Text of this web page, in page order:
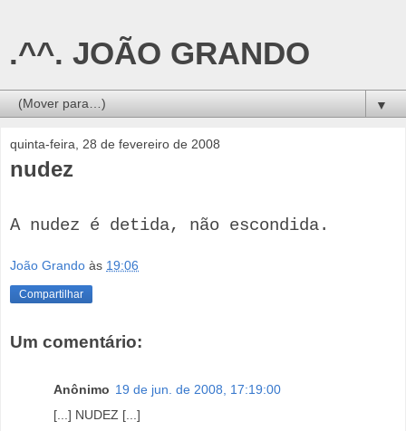
.^^. JOÃO GRANDO
▼
quinta-feira, 28 de fevereiro de 2008
nudez
A nudez é detida, não escondida.
João Grando às 19:06
Compartilhar
Um comentário:
Anônimo 19 de jun. de 2008, 17:19:00
[...] NUDEZ [...]